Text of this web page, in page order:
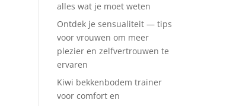
alles wat je moet weten
Ontdek je sensualiteit — tips
voor vrouwen om meer
plezier en zelfvertrouwen te
ervaren
Kiwi bekkenbodem trainer
voor comfort en